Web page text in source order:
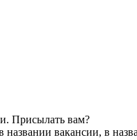
Присылать вам?
названии вакансии, в